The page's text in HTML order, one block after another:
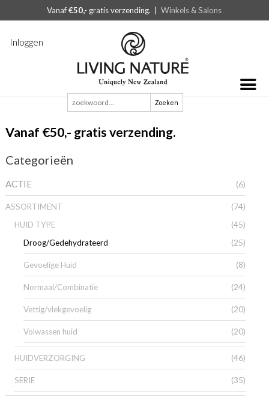
Vanaf€50,- gratis verzending. |Winkels & Salons
Inloggen
Zoeken
naar:
Vanaf €50,- gratis verzending.
Categorieën
ACTIE (6)
ASSORTIMENT (74)
HUID TYPE (45)
Droog/Gedehydrateerd (25)
Gevoelige Huid (8)
Normaal/Combinatie (24)
Vettig/vlekgevoelig (20)
Volwassen huid (20)
HUIDVERZORGING (46)
SERIE (35)